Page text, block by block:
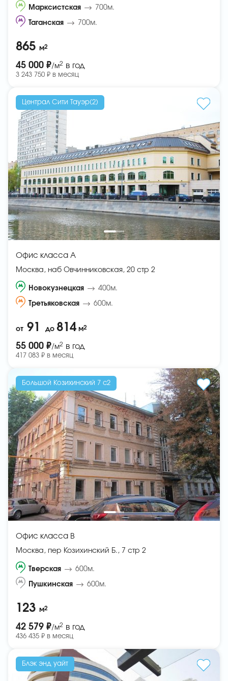
Марксистская 700м.
Таганская 700м.
865 м2
45 000 ₽/м2 в год
3 243 750 ₽ в месяц
Централ Сити Тауэр(2)
Офис класса A
Москва, наб Овчинниковская, 20 стр 2
Новокузнецкая 400м.
Третьяковская 600м.
от 91 до 814 м2
55 000 ₽/м2 в год
417 083 ₽ в месяц
Большой Козихинский 7 с2
Офис класса B
Москва, пер Козихинский Б., 7 стр 2
Тверская 600м.
Пушкинская 600м.
123 м2
42 579 ₽/м2 в год
436 435 ₽ в месяц
Блэк энд уайт